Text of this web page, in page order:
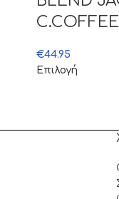
€44.95
Επιλογή